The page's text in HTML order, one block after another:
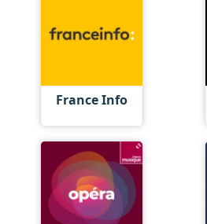
France Info